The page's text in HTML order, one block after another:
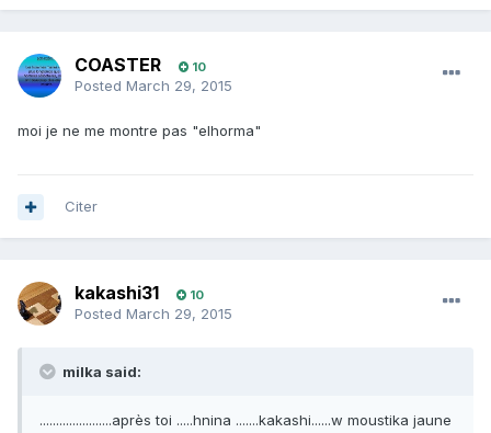
COASTER 10
Posted March 29, 2015
moi je ne me montre pas "elhorma"
Citer
kakashi31 10
Posted March 29, 2015
milka said:
......................après toi .....hnina .......kakashi......w moustika jaune